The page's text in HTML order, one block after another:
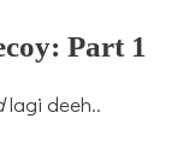
Part 1
lagi deeh..